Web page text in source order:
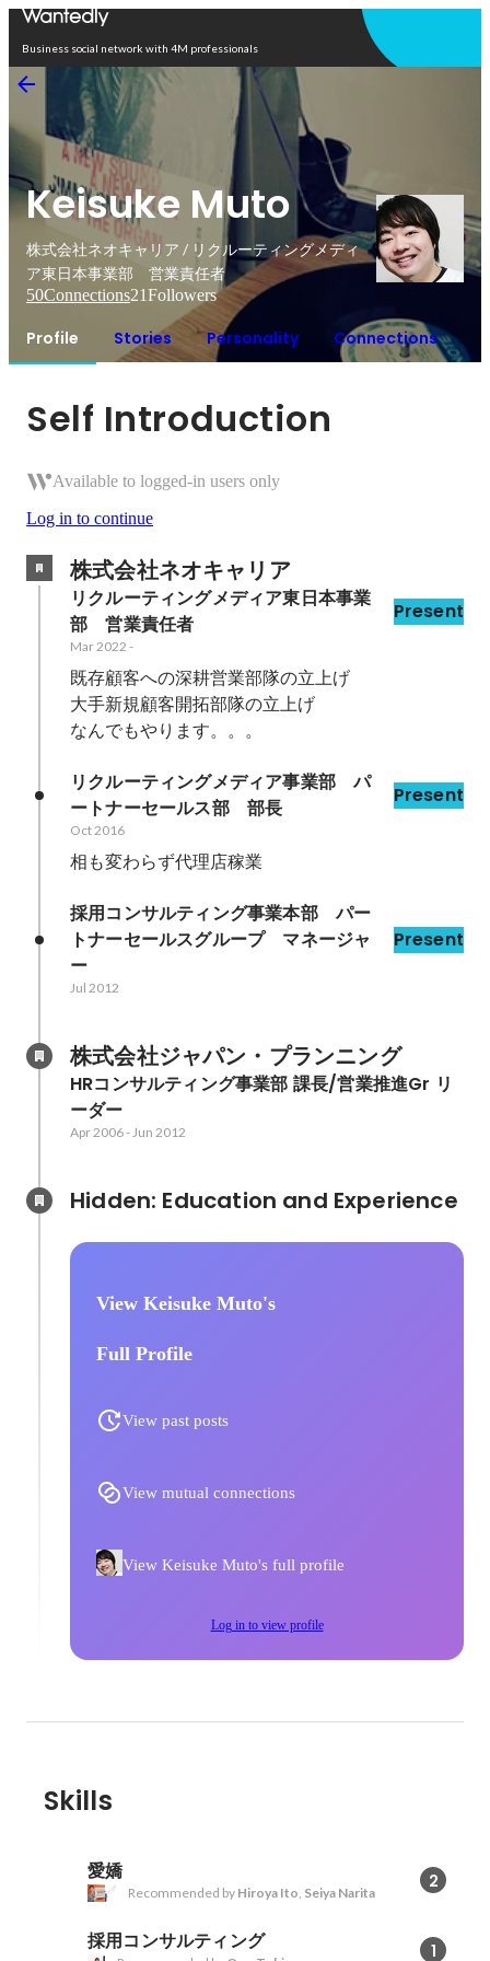
Business social network with 4M professionals
Keisuke Muto
株式会社ネオキャリア / リクルーティングメディ
ア東日本事業部 営業責任者
50Connections21Followers
Profile Stories Personality Connections
Self Introduction
Available to logged-in users only
Log in to continue
株式会社ネオキャリア
リクルーティングメディア東日本事業
部　営業責任者
Present
Mar 2022 -
既存顧客への深耕営業部隊の立上げ
大手新規顧客開拓部隊の立上げ
なんでもやります。。。
リクルーティングメディア事業部　パ
ートナーセールス部　部長
Present
Oct 2016
相も変わらず代理店稼業
採用コンサルティング事業本部　パー
トナーセールスグループ　マネージャ
ー
Present
Jul 2012
株式会社ジャパン・プランニング
HRコンサルティング事業部 課長/営業推進Gr リ
ーダー
Apr 2006-Jun 2012
View Keisuke Muto's
Full Profile
View past posts
View mutual connections
View Keisuke Muto's full profile
Log in to view profile
Skills
愛嬌 2
Recommended by Hiroya Ito, Seiya Narita
採用コンサルティング 1